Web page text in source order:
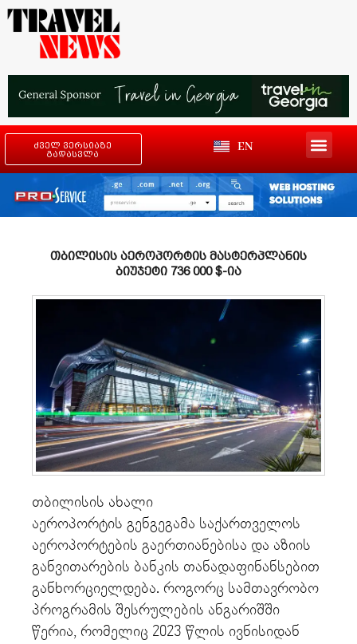
ძველ ვერსიაზე
გადასვლა
EN
თბილისის აეროპორტის მასტერპლანის
ბიუჯეტი 736 000 $-ია
თბილისის ახალი
აეროპორტის გენგეგამა საქართველოს
აეროპორტების გაერთიანებისა და აზიის
განვითარების ბანკის თანადაფინანსებით
განხორციელდება. როგორც სამთავრობო
პროგრამის შესრულების ანგარიშში
წერია, რომელიც 2023 წლის ივნისიდან